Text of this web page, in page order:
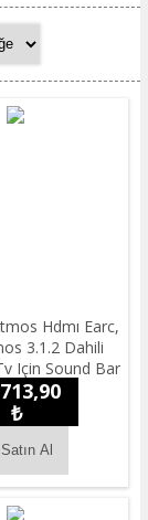
Hdmı Earc,
3.1.2 Dahili
Için Sound Bar
₺